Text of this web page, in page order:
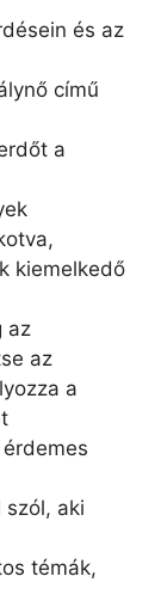
és az
című
a
kiemelkedő
az
az
a
szól, aki
témák,